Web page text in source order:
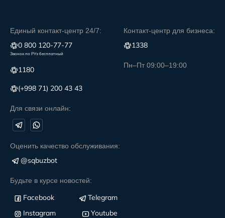
Единый контакт-центр 24/7:
0 800 120-77-77
Звонок по РУз бесплатный
1180
(+998 71) 200 43 43
Для связи онлайн:
Контакт-центр для бизнеса:
1338
Пн–Пт 09:00–19:00
Оценить качество обслуживания:
@sqbuzbot
Будьте в курсе новостей:
Facebook
Telegram
Instagram
Youtube